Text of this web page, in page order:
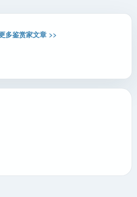
多鉴赏家文章 >>